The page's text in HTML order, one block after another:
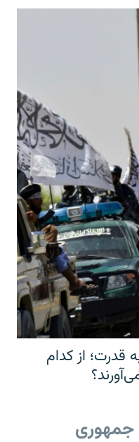
قدرت؛ از کدام
جمهوری